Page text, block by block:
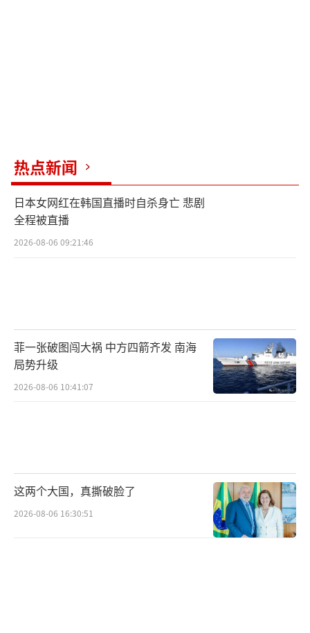
热点新闻
日本女网红在韩国直播时自杀身亡 悲剧
全程被直播
2026-08-06 09:21:46
菲一张破图闯大祸 中方四箭齐发 南海
局势升级
2026-08-06 10:41:07
这两个大国，真撕破脸了
2026-08-06 16:30:51